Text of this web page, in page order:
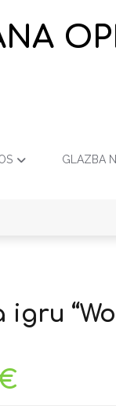
GLAZBA
igru